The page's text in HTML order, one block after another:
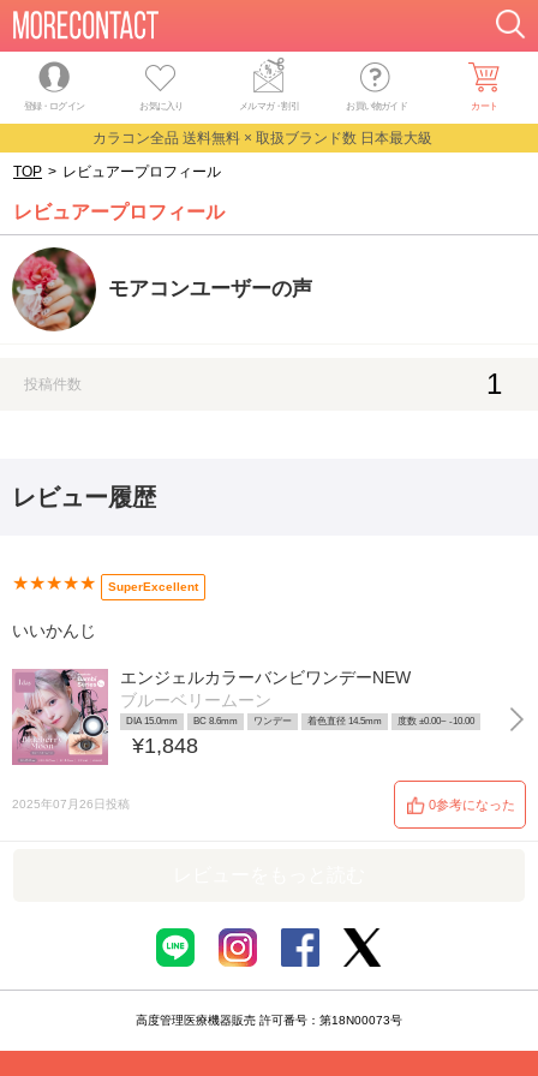
登録・ログイン お気に入り メルマガ・割引 お買い物ガイド カート
カラコン全品 送料無料 × 取扱ブランド数 日本最大級
TOP > レビュアープロフィール
レビュアープロフィール
モアコンユーザーの声
投稿件数 1
レビュー履歴
★★★★★ SuperExcellent
いいかんじ
エンジェルカラーバンビワンデーNEW
ブルーベリームーン
DIA 15.0mm BC 8.6mm ワンデー 着色直径 14.5mm 度数 ±0.00~ -10.00
¥1,848
2025年07月26日投稿 0参考になった
高度管理医療機器販売 許可番号：第18N00073号